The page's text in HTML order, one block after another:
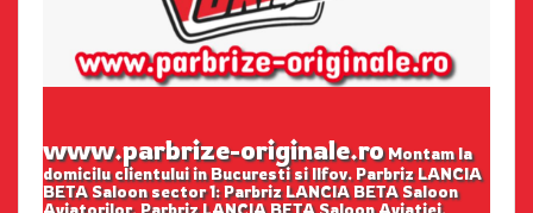
www.parbrize-originale.roMontam la
domicilu clientului in Bucuresti si Ilfov. Parbriz LANCIA
BETA Saloon sector 1: Parbriz LANCIA BETA Saloon